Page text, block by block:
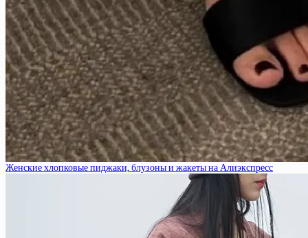
Женские хлопковые пиджаки, блузоны и жакеты на Алиэкспресс